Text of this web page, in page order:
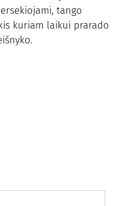
tango
kuriam laikui prarado